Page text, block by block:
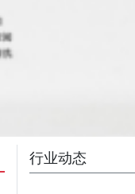
行业动态